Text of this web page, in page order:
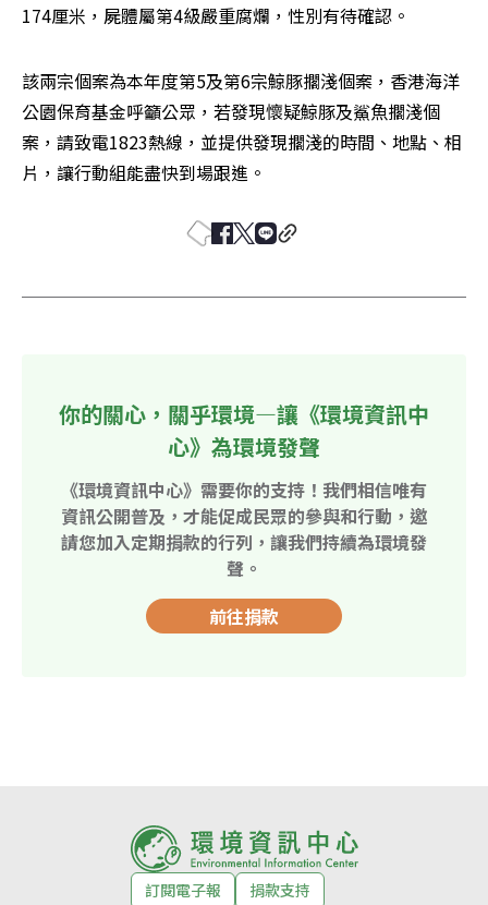
174厘米，屍體屬第4級嚴重腐爛，性別有待確認。
該兩宗個案為本年度第5及第6宗鯨豚擱淺個案，香港海洋
公園保育基金呼籲公眾，若發現懷疑鯨豚及鯊魚擱淺個
案，請致電1823熱線，並提供發現擱淺的時間、地點、相
片，讓行動組能盡快到場跟進。
你的關心，關乎環境—讓《環境資訊中
心》為環境發聲
《環境資訊中心》需要你的支持！我們相信唯有
資訊公開普及，才能促成民眾的參與和行動，邀
請您加入定期捐款的行列，讓我們持續為環境發
聲。
前往捐款
訂閱電子報 捐款支持